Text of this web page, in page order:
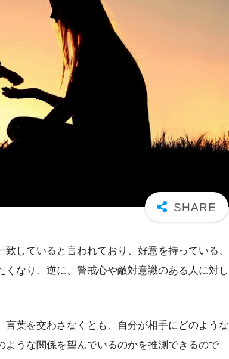
していると言われており、好意を持っている、
なり、逆に、警戒心や敵対意識のある人に対し
葉を交わさなくとも、自分が相手にどのような
うな関係を望んでいるのかを推測できるので